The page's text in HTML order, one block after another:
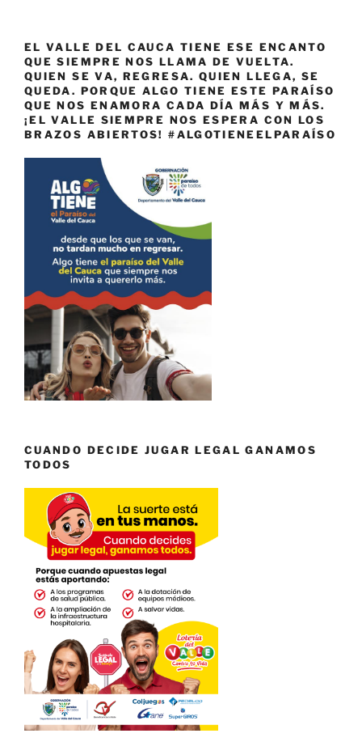
EL VALLE DEL CAUCA TIENE ESE ENCANTO
QUE SIEMPRE NOS LLAMA DE VUELTA.
QUIEN SE VA, REGRESA. QUIEN LLEGA, SE
QUEDA. PORQUE ALGO TIENE ESTE PARAÍSO
QUE NOS ENAMORA CADA DÍA MÁS Y MÁS.
¡EL VALLE SIEMPRE NOS ESPERA CON LOS
BRAZOS ABIERTOS! #ALGOTIENEELPARAÍSO
CUANDO DECIDE JUGAR LEGAL GANAMOS
TODOS